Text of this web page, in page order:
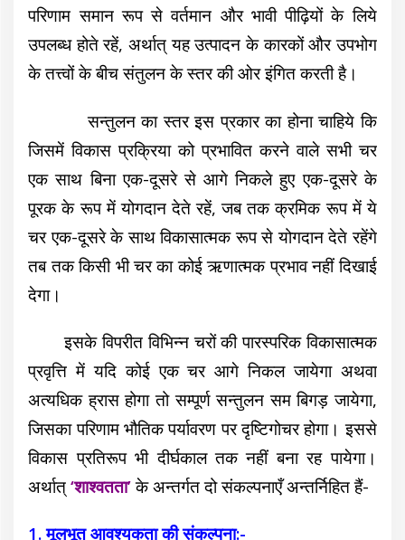
परिणाम समान रूप से वर्तमान और भावी पीढ़ियों के लिये
उपलब्ध होते रहें, अर्थात् यह उत्पादन के कारकों और उपभोग
के तत्त्वों के बीच संतुलन के स्तर की ओर इंगित करती है।
सन्तुलन का स्तर इस प्रकार का होना चाहिये कि
जिसमें विकास प्रक्रिया को प्रभावित करने वाले सभी चर
एक साथ बिना एक-दूसरे से आगे निकले हुए एक-दूसरे के
पूरक के रूप में योगदान देते रहें, जब तक क्रमिक रूप में ये
चर एक-दूसरे के साथ विकासात्मक रूप से योगदान देते रहेंगे
तब तक किसी भी चर का कोई ऋणात्मक प्रभाव नहीं दिखाई
देगा।
इसके विपरीत विभिन्न चरों की पारस्परिक विकासात्मक
प्रवृत्ति में यदि कोई एक चर आगे निकल जायेगा अथवा
अत्यधिक ह्रास होगा तो सम्पूर्ण सन्तुलन सम बिगड़ जायेगा,
जिसका परिणाम भौतिक पर्यावरण पर दृष्टिगोचर होगा। इससे
विकास प्रतिरूप भी दीर्घकाल तक नहीं बना रह पायेगा।
अर्थात्‘शाश्वतता’के अन्तर्गत दो संकल्पनाएँ अन्तर्निहित हैं-
1. मूलभूत आवश्यकता की संकल्पना:-